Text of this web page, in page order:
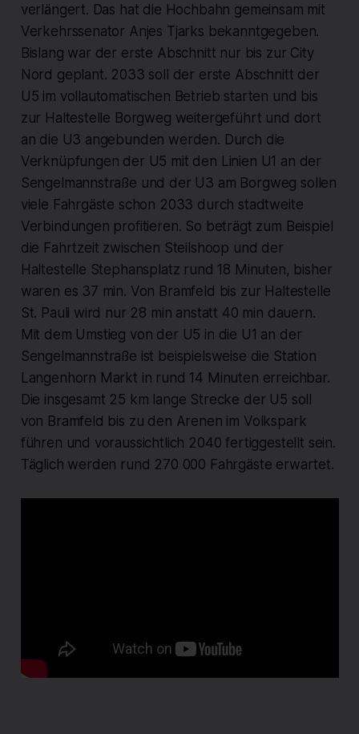
verlängert. Das hat die Hochbahn gemeinsam mit
Verkehrssenator Anjes Tjarks bekanntgegeben.
Bislang war der erste Abschnitt nur bis zur City
Nord geplant. 2033 soll der erste Abschnitt der
U5 im vollautomatischen Betrieb starten und bis
zur Haltestelle Borgweg weitergeführt und dort
an die U3 angebunden werden. Durch die
Verknüpfungen der U5 mit den Linien U1 an der
Sengelmannstraße und der U3 am Borgweg sollen
viele Fahrgäste schon 2033 durch stadtweite
Verbindungen profitieren. So beträgt zum Beispiel
die Fahrtzeit zwischen Steilshoop und der
Haltestelle Stephansplatz rund 18 Minuten, bisher
waren es 37 min. Von Bramfeld bis zur Haltestelle
St. Pauli wird nur 28 min anstatt 40 min dauern.
Mit dem Umstieg von der U5 in die U1 an der
Sengelmannstraße ist beispielsweise die Station
Langenhorn Markt in rund 14 Minuten erreichbar.
Die insgesamt 25 km lange Strecke der U5 soll
von Bramfeld bis zu den Arenen im Volkspark
führen und voraussichtlich 2040 fertiggestellt sein.
Täglich werden rund 270 000 Fahrgäste erwartet.